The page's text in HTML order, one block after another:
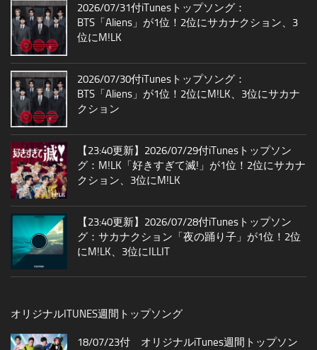
2026/07/31付iTunesトップソング：
BTS「Aliens」が1位！2位にサカナクション、3
位にM!LK
2026/07/30付iTunesトップソング：
BTS「Aliens」が1位！2位にM!LK、3位にサカナ
クション
【23:40更新】2026/07/29付iTunesトップソン
グ：M!LK「好きすぎて滅!」が1位！2位にサカナ
クション、3位にM!LK
【23:40更新】2026/07/28付iTunesトップソン
グ：サカナクション「夜の踊り子」が1位！2位
にM!LK、3位にILLIT
オリジナルITUNES週間トップソング
18/07/23付 オリジナルiTunes週間トップソン